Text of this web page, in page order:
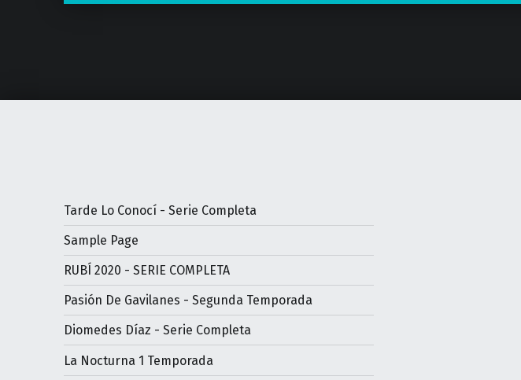
Tarde Lo Conocí - Serie Completa
Sample Page
RUBÍ 2020 - SERIE COMPLETA
Pasión De Gavilanes - Segunda Temporada
Diomedes Díaz - Serie Completa
La Nocturna 1 Temporada